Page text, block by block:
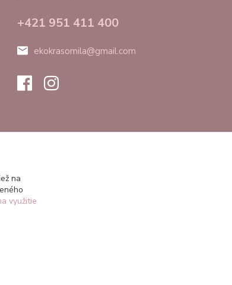
+421 951 411 400
ekokrasomila@gmail.com
na
využitie